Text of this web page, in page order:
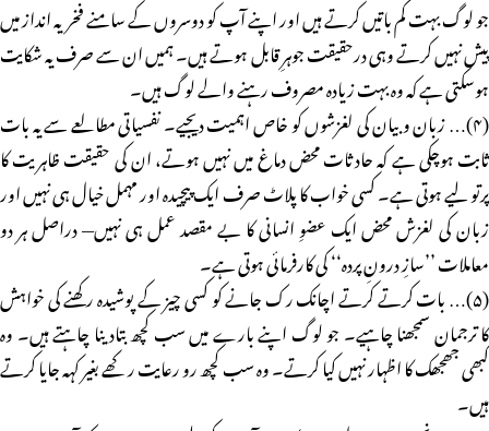
جو لوگ بہت کم باتیں کرتے ہیں اور اپنے آپ کو دوسروں کے سامنے فخریہ انداز میں
پیش نہیں کرتے وہی درحقیقت جوہرِ قابل ہوتے ہیں۔ ہمیں ان سے صرف یہ شکایت
ہوسکتی ہے کہ وہ بہت زیادہ مصروف رہنے والے لوگ ہیں۔
(۴)… زبان و بیان کی لغزشوں کو خاص اہمیت دیجیے۔ نفسیاتی مطالعے سے یہ بات
ثابت ہوچکی ہے کہ حادثات محض دماغ میں نہیں ہوتے، ان کی حقیقت ظاہریت کا
پرتو لیے ہوتی ہے۔ کسی خواب کا پلاٹ صرف ایک پیچیدہ اور مہمل خیال ہی نہیں اور
زبان کی لغزش محض ایک عضوِ انسانی کا بے مقصد عمل ہی نہیں— دراصل ہر دو
معاملات ’’سازِ درونِ پردہ‘‘ کی کارفرمائی ہوتی ہے۔
(۵)… بات کرتے کرتے اچانک رک جانے کو کسی چیز کے پوشیدہ رکھنے کی خواہش
کا ترجمان سمجھنا چاہیے۔ جو لوگ اپنے بارے میں سب کچھ بتادینا چاہتے ہیں۔ وہ
کبھی جھجھک کا اظہار نہیں کیا کرتے۔ وہ سب کچھ رو رعایت رکھے بغیر کہہ جایا کرتے
ہیں۔